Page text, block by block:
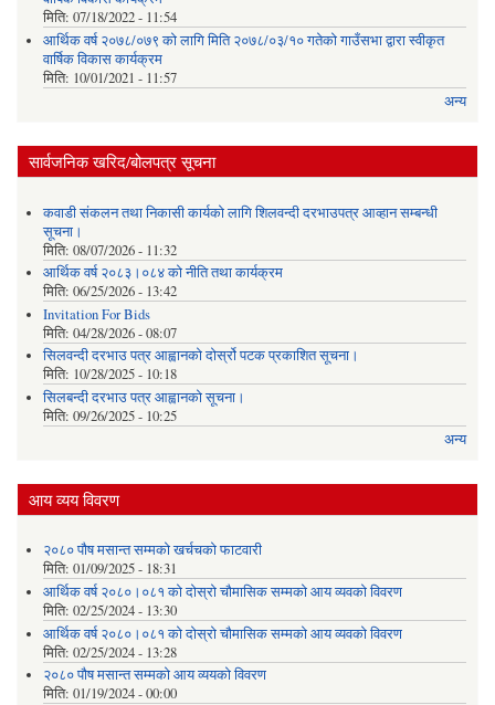
मिति: 07/18/2022 - 11:54
आर्थिक वर्ष २०७८/०७९ को लागि मिति २०७८/०३/१० गतेको गाउँसभा द्वारा स्वीकृत
वार्षिक विकास कार्यक्रम
मिति: 10/01/2021 - 11:57
अन्य
सार्वजनिक खरिद/बोलपत्र सूचना
कवाडी संकलन तथा निकासी कार्यको लागि शिलवन्दी दरभाउपत्र आव्हान सम्बन्धी
सूचना।
मिति: 08/07/2026 - 11:32
आर्थिक वर्ष २०८३।०८४ को नीति तथा कार्यक्रम
मिति: 06/25/2026 - 13:42
Invitation For Bids
मिति: 04/28/2026 - 08:07
सिलवन्दी दरभाउ पत्र आह्वानको दोर्स्रो पटक प्रकाशित सूचना।
मिति: 10/28/2025 - 10:18
सिलबन्दी दरभाउ पत्र आह्वानको सूचना।
मिति: 09/26/2025 - 10:25
अन्य
आय व्यय विवरण
२०८० पौष मसान्त सम्मको खर्चचको फाटवारी
मिति: 01/09/2025 - 18:31
आर्थिक वर्ष २०८०।०८१ को दोस्रो चौमासिक सम्मको आय व्यवको विवरण
मिति: 02/25/2024 - 13:30
आर्थिक वर्ष २०८०।०८१ को दोस्रो चौमासिक सम्मको आय व्यवको विवरण
मिति: 02/25/2024 - 13:28
२०८० पौष मसान्त सम्मको आय व्ययको विवरण
मिति: 01/19/2024 - 00:00